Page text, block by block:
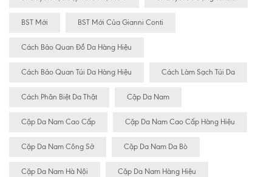
BST Mới BST Mới Của Gianni Conti
Cách Bảo Quan Đồ Da Hàng Hiệu
Cách Bảo Quan Túi Da Hàng Hiệu Cách Làm Sạch Túi Da
Cách Phân Biệt Da Thật Cặp Da Nam
Cặp Da Nam Cao Cấp Cặp Da Nam Cao Cấp Hàng Hiệu
Cặp Da Nam Công Sở Cặp Da Nam Da Bò
Cặp Da Nam Hà Nội Cặp Da Nam Hàng Hiệu